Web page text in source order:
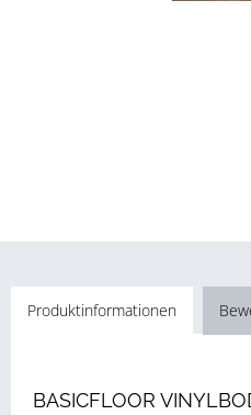
Produktinformationen
BASICFLOOR